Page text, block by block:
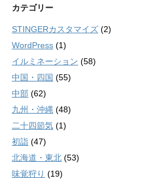
カテゴリー
STINGERカスタマイズ (2)
WordPress (1)
イルミネーション (58)
中国・四国 (55)
中部 (62)
九州・沖縄 (48)
二十四節気 (1)
初詣 (47)
北海道・東北 (53)
味覚狩り (19)